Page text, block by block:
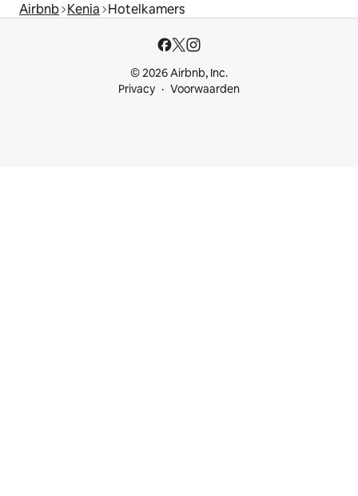
Airbnb Kenia Hotelkamers
© 2026 Airbnb, Inc.
Privacy
Voorwaarden